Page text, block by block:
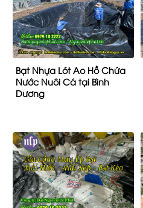
Bạt Nhựa Lót Ao Hồ Chứa
Nước Nuôi Cá tại Bình
Dương